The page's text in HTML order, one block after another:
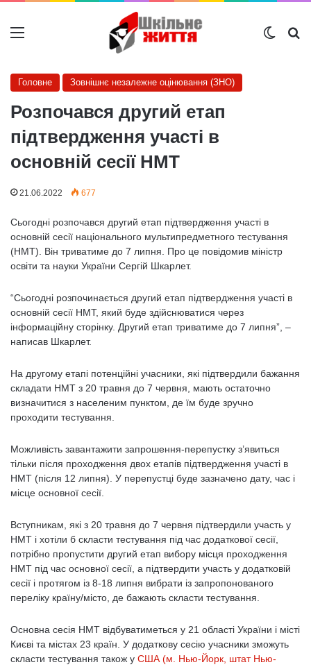
Меню
Головне Зовнішнє незалежне оцінювання (ЗНО)
Розпочався другий етап
підтвердження участі в
основній сесії НМТ
21.06.2022 677
Сьогодні розпочався другий етап підтвердження участі в
основній сесії національного мультипредметного тестування
(НМТ). Він триватиме до 7 липня. Про це повідомив міністр
освіти та науки України Сергій Шкарлет.
“Сьогодні розпочинається другий етап підтвердження участі в
основній сесії НМТ, який буде здійснюватися через
інформаційну сторінку. Другий етап триватиме до 7 липня”, –
написав Шкарлет.
На другому етапі потенційні учасники, які підтвердили бажання
складати НМТ з 20 травня до 7 червня, мають остаточно
визначитися з населеним пунктом, де їм буде зручно
проходити тестування.
Можливість завантажити запрошення-перепустку з’явиться
тільки після проходження двох етапів підтвердження участі в
НМТ (після 12 липня). У перепустці буде зазначено дату, час і
місце основної сесії.
Вступникам, які з 20 травня до 7 червня підтвердили участь у
НМТ і хотіли б скласти тестування під час додаткової сесії,
потрібно пропустити другий етап вибору місця проходження
НМТ під час основної сесії, а підтвердити участь у додатковій
сесії і протягом із 8-18 липня вибрати із запропонованого
переліку країну/місто, де бажають скласти тестування.
Основна сесія НМТ відбуватиметься у 21 області України і місті
Києві та містах 23 країн. У додаткову сесію учасники зможуть
скласти тестування також у США (м. Нью-Йорк, штат Нью-